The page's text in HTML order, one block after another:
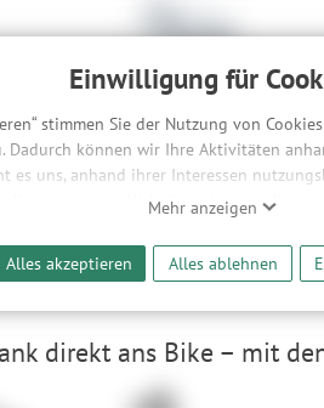
Einwilligung für
stimmen Sie der Nutzung von
Dadurch können wir Ihre Aktivitäten
es uns, anhand ihrer Interessen
unserer Website sicherzustellen
Werbepartner weitergegeben. Die
Inhalten und der Durchführung von
Werbung. Informationen
Drittanbieter erteilen und
Mehr anzeigen
Alles akzeptieren Alles ablehnen
Topeak Universal Chain Tool
8,90 €
-11%
direkt ans Bike – mit